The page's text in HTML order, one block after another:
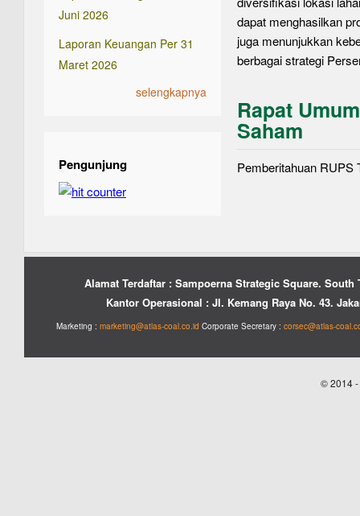
Juni 2026
Laporan Keuangan Per 31
Maret 2026
selengkapnya
Pengunjung
dapat menghasilkan
juga menunjukkan
berbagai strategi
Rapat
Saham
Pemberitahuan RUPS
Alamat Terdaftar : Sampoerna Strategic Square.
Kantor Operasional : Jl. Kemang Raya No. 43.
Marketing : marketing@atlas-coal.co.id Corporate Secretary : corsec@atlas-
© 2014 -